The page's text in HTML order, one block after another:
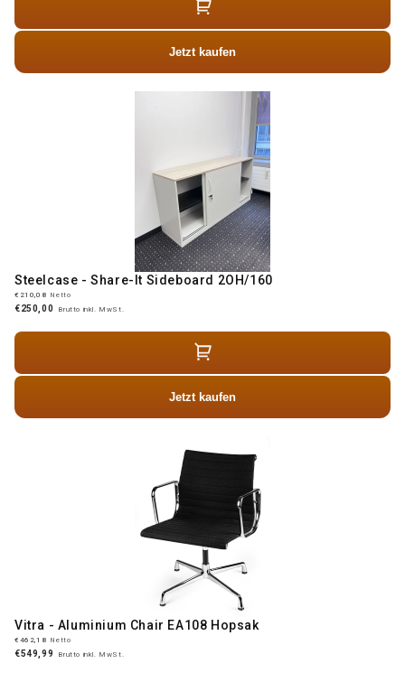
Jetzt kaufen
Steelcase - Share-It Sideboard 2OH/160
€210,08 Netto
€250,00 Brutto inkl. MwSt.
Jetzt kaufen
Vitra - Aluminium Chair EA108 Hopsak
€462,18 Netto
€549,99 Brutto inkl. MwSt.